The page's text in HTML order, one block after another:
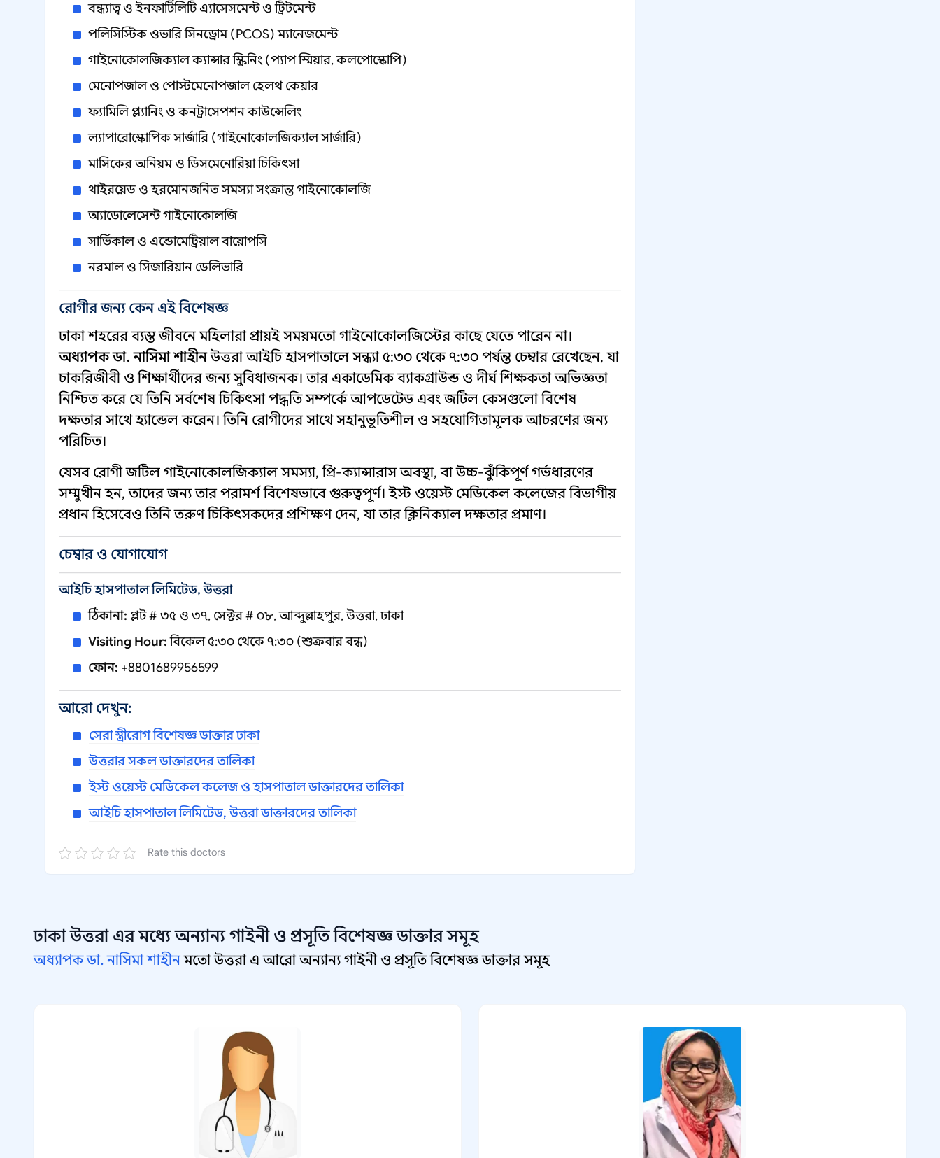
বন্ধ্যাত্ব ও ইনফার্টিলিটি এ্যাসেসমেন্ট ও ট্রিটমেন্ট
পলিসিস্টিক ওভারি সিনড্রোম (PCOS) ম্যানেজমেন্ট
গাইনোকোলজিক্যাল ক্যান্সার স্ক্রিনিং (প্যাপ স্মিয়ার, কলপোস্কোপি)
মেনোপজাল ও পোস্টমেনোপজাল হেলথ কেয়ার
ফ্যামিলি প্ল্যানিং ও কনট্রাসেপশন কাউন্সেলিং
ল্যাপারোস্কোপিক সার্জারি (গাইনোকোলজিক্যাল সার্জারি)
মাসিকের অনিয়ম ও ডিসমেনোরিয়া চিকিৎসা
থাইরয়েড ও হরমোনজনিত সমস্যা সংক্রান্ত গাইনোকোলজি
অ্যাডোলেসেন্ট গাইনোকোলজি
সার্ভিকাল ও এন্ডোমেট্রিয়াল বায়োপসি
নরমাল ও সিজারিয়ান ডেলিভারি
রোগীর জন্য কেন এই বিশেষজ্ঞ
ঢাকা শহরের ব্যস্ত জীবনে মহিলারা প্রায়ই সময়মতো গাইনোকোলজিস্টের কাছে যেতে পারেন না।
অধ্যাপক ডা. নাসিমা শাহীনউত্তরা আইচি হাসপাতালে সন্ধ্যা ৫:৩০ থেকে ৭:৩০ পর্যন্ত চেম্বার রেখেছেন, যা
চাকরিজীবী ও শিক্ষার্থীদের জন্য সুবিধাজনক। তার একাডেমিক ব্যাকগ্রাউন্ড ও দীর্ঘ শিক্ষকতা অভিজ্ঞতা
নিশ্চিত করে যে তিনি সর্বশেষ চিকিৎসা পদ্ধতি সম্পর্কে আপডেটেড এবং জটিল কেসগুলো বিশেষ
দক্ষতার সাথে হ্যান্ডেল করেন। তিনি রোগীদের সাথে সহানুভূতিশীল ও সহযোগিতামূলক আচরণের জন্য
পরিচিত।
যেসব রোগী জটিল গাইনোকোলজিক্যাল সমস্যা, প্রি-ক্যান্সারাস অবস্থা, বা উচ্চ-ঝুঁকিপূর্ণ গর্ভধারণের
সম্মুখীন হন, তাদের জন্য তার পরামর্শ বিশেষভাবে গুরুত্বপূর্ণ। ইস্ট ওয়েস্ট মেডিকেল কলেজের বিভাগীয়
প্রধান হিসেবেও তিনি তরুণ চিকিৎসকদের প্রশিক্ষণ দেন, যা তার ক্লিনিক্যাল দক্ষতার প্রমাণ।
চেম্বার ও যোগাযোগ
আইচি হাসপাতাল লিমিটেড, উত্তরা
ঠিকানা: প্লট # ৩৫ ও ৩৭, সেক্টর # ০৮, আব্দুল্লাহপুর, উত্তরা, ঢাকা
Visiting Hour:বিকেল ৫:৩০ থেকে ৭:৩০ (শুক্রবার বন্ধ)
ফোন: +8801689956599
আরো দেখুন:
সেরা স্ত্রীরোগ বিশেষজ্ঞ ডাক্তার ঢাকা
উত্তরার সকল ডাক্তারদের তালিকা
ইস্ট ওয়েস্ট মেডিকেল কলেজ ও হাসপাতাল ডাক্তারদের তালিকা
আইচি হাসপাতাল লিমিটেড, উত্তরা ডাক্তারদের তালিকা
Rate this doctors
ঢাকা উত্তরা এর মধ্যে অন্যান্যগাইনী ও প্রসূতি বিশেষজ্ঞ ডাক্তার সমূহ
অধ্যাপক ডা. নাসিমা শাহীনমতো উত্তরা এ আরো অন্যান্য গাইনী ও প্রসূতি বিশেষজ্ঞ ডাক্তার সমূহ